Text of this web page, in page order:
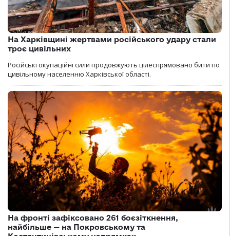
На Харківщині жертвами російського удару стали
троє цивільних
Російські окупаційні сили продовжують цілеспрямовано бити по
цивільному населенню Харківської області.
На фронті зафіксовано 261 боєзіткнення,
найбільше — на Покровському та